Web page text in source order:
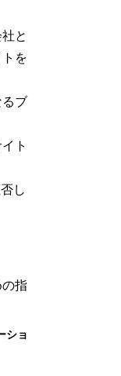
と
を
るブ
ト
し
の指